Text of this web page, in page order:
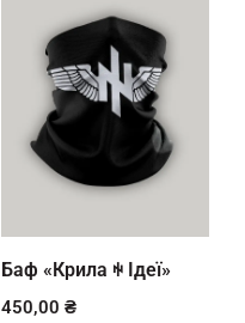
Баф «Крила ꑭ Ідеї»
450,00 ₴